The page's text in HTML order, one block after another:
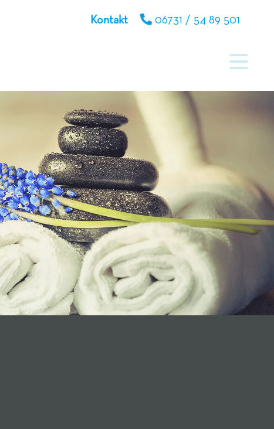
Kontakt 06731 / 54 89 501